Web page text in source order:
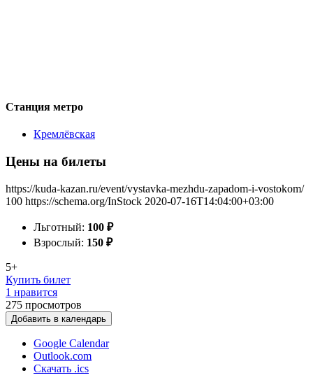
Станция метро
Кремлёвская
Цены на билеты
https://kuda-kazan.ru/event/vystavka-mezhdu-zapadom-i-vostokom/
100 https://schema.org/InStock 2020-07-16T14:04:00+03:00
Льготный: 100 ₽
Взрослый: 150 ₽
5+
Купить билет
1 нравится
275 просмотров
Добавить в календарь
Google Calendar
Outlook.com
Скачать .ics